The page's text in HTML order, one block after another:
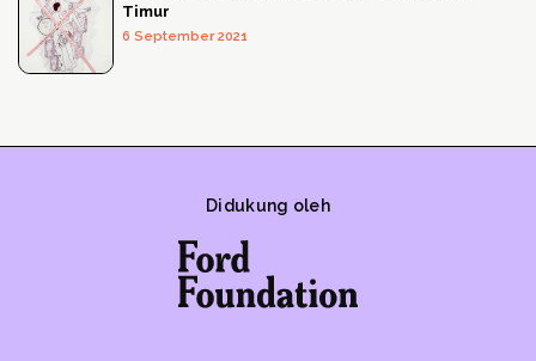
Timur
6 September 2021
Didukung oleh